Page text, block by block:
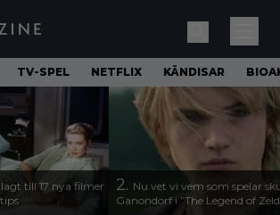
TV-SPEL NETFLIX KÄNDISAR
till 17 nya filmer
2. Nu vet vi vem som spelar
Ganondorf i ”The Legend of